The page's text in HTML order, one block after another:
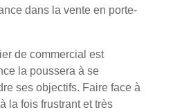
dans la vente en porte-
de commercial est
la poussera à se
ses objectifs. Faire face à
la fois frustrant et très